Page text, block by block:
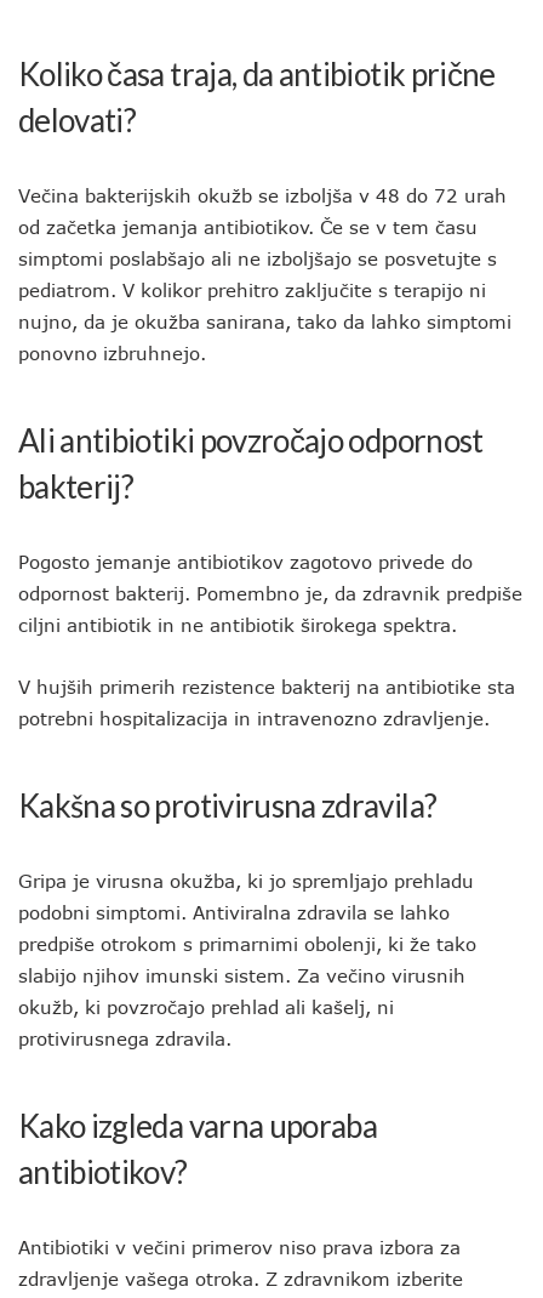
Koliko časa traja, da antibiotik prične
delovati?
Večina bakterijskih okužb se izboljša v 48 do 72 urah
od začetka jemanja antibiotikov. Če se v tem času
simptomi poslabšajo ali ne izboljšajo se posvetujte s
pediatrom. V kolikor prehitro zaključite s terapijo ni
nujno, da je okužba sanirana, tako da lahko simptomi
ponovno izbruhnejo.
Ali antibiotiki povzročajo odpornost
bakterij?
Pogosto jemanje antibiotikov zagotovo privede do
odpornost bakterij. Pomembno je, da zdravnik predpiše
ciljni antibiotik in ne antibiotik širokega spektra.
V hujših primerih rezistence bakterij na antibiotike sta
potrebni hospitalizacija in intravenozno zdravljenje.
Kakšna so protivirusna zdravila?
Gripa je virusna okužba, ki jo spremljajo prehladu
podobni simptomi. Antiviralna zdravila se lahko
predpiše otrokom s primarnimi obolenji, ki že tako
slabijo njihov imunski sistem. Za večino virusnih
okužb, ki povzročajo prehlad ali kašelj, ni
protivirusnega zdravila.
Kako izgleda varna uporaba
antibiotikov?
Antibiotiki v večini primerov niso prava izbora za
zdravljenje vašega otroka. Z zdravnikom izberite